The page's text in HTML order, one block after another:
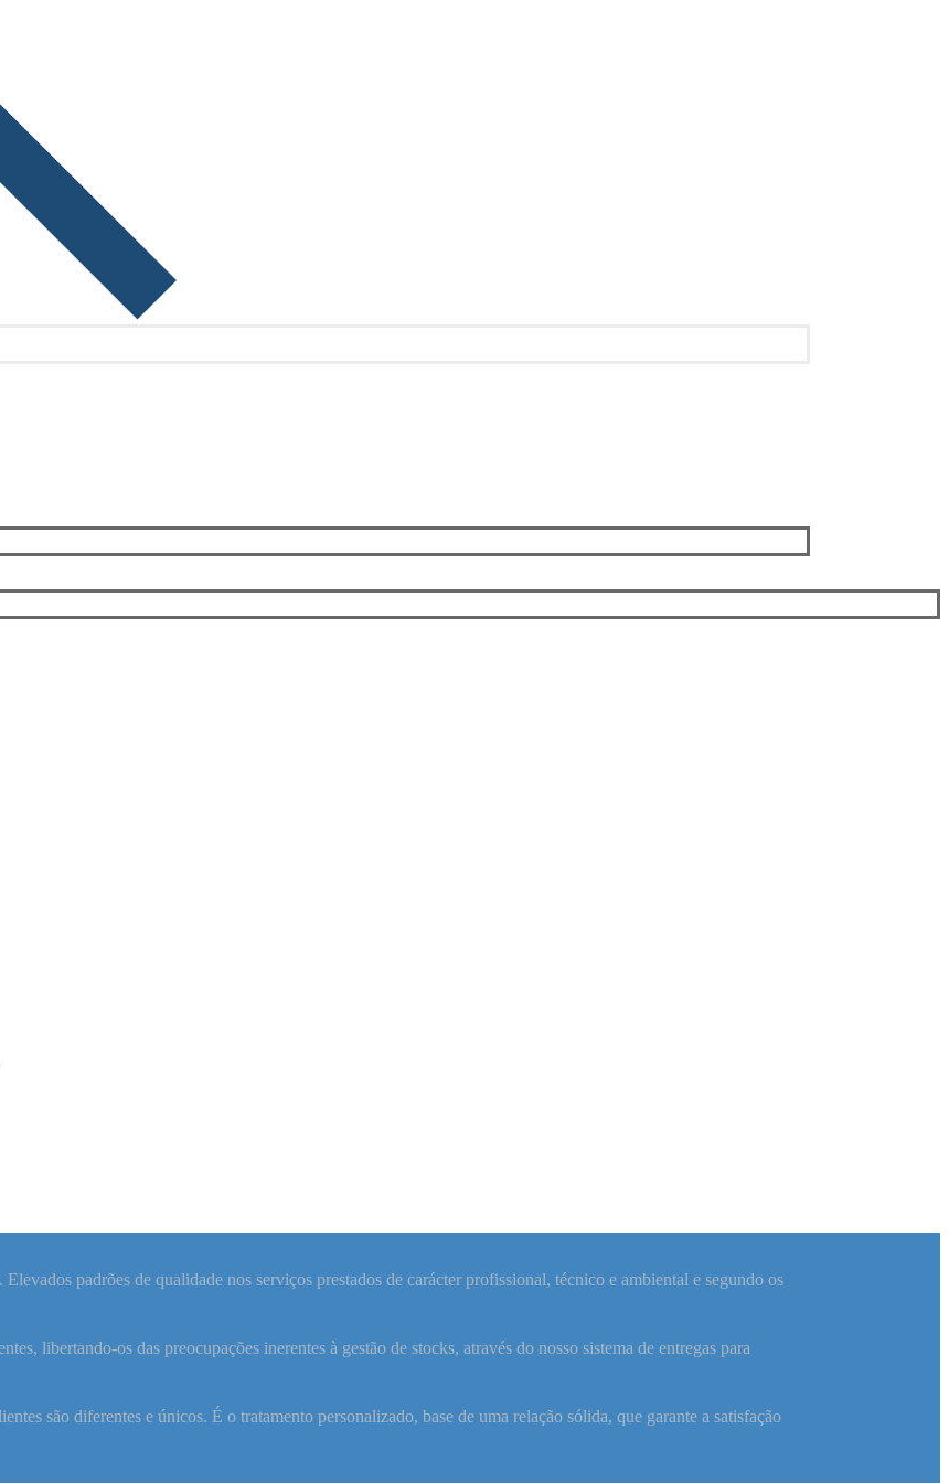
padrões de qualidade nos serviços prestados de carácter profissional, técnico e ambiental e segundo os
libertando-os das preocupações inerentes à gestão de stocks, através do nosso sistema de entregas para
são diferentes e únicos. É o tratamento personalizado, base de uma relação sólida, que garante a satisfação